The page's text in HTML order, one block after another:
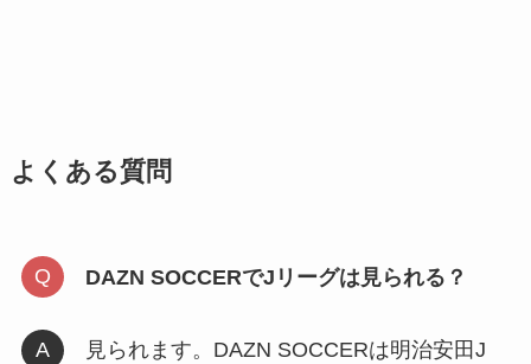
よくある質問
DAZN SOCCERでJリーグは見られる？
見られます。DAZN SOCCERは明治安田J